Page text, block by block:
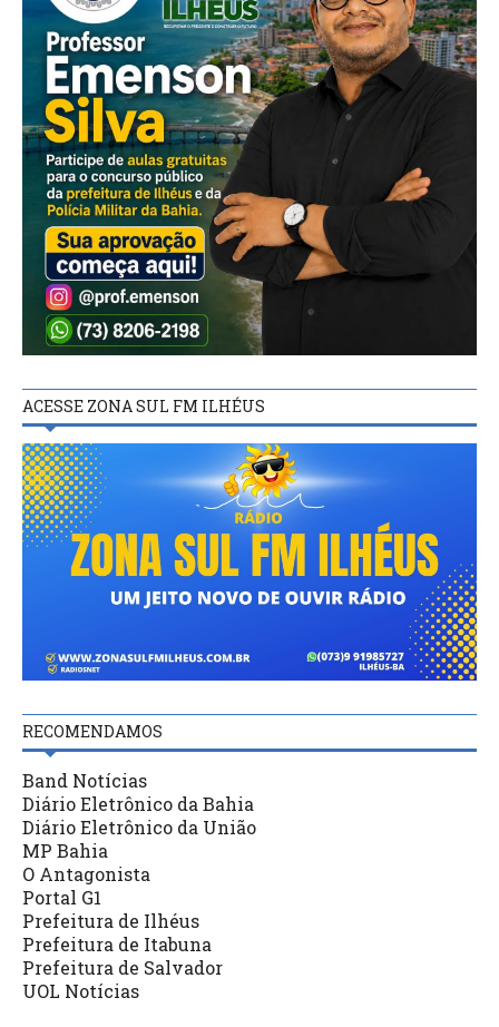
ACESSE ZONA SUL FM ILHÉUS
RECOMENDAMOS
Band Notícias
Diário Eletrônico da Bahia
Diário Eletrônico da União
MP Bahia
O Antagonista
Portal G1
Prefeitura de Ilhéus
Prefeitura de Itabuna
Prefeitura de Salvador
UOL Notícias